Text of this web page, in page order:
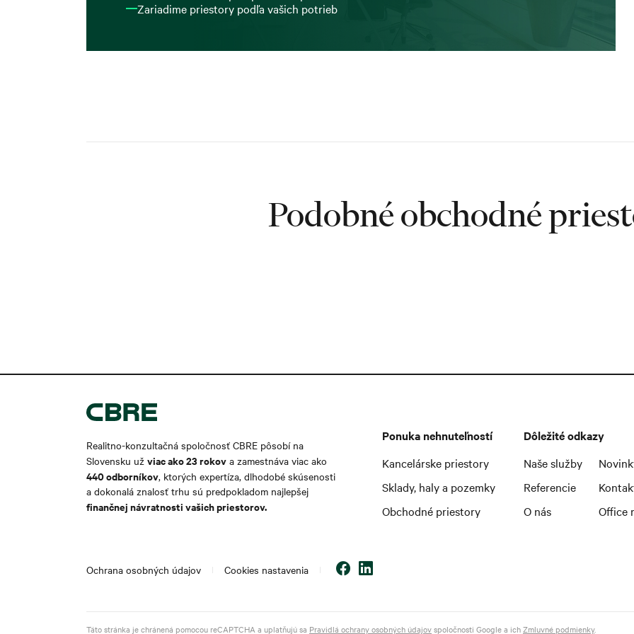
Zariadime priestory podľa vašich potrieb
Podobné obchodné
Realitno-konzultačná spoločnosť CBRE pôsobí na
Slovensku už viac ako 23 rokov a zamestnáva viac ako
440 odborníkov, ktorých expertíza, dlhodobé skúsenosti
a dokonalá znalosť trhu sú predpokladom najlepšej
finančnej návratnosti vašich priestorov.
Ponuka nehnuteľností
Kancelárske priestory
Sklady, haly a pozemky
Obchodné priestory
Dôležité odkazy
Naše služby
Referencie
O nás
Office
Ochrana osobných údajov Cookies nastavenia
Táto stránka je chránená pomocou reCAPTCHA a uplatňujú sa Pravidlá ochrany osobných údajovspoločnosti Google a ichZmluvné podmienky.